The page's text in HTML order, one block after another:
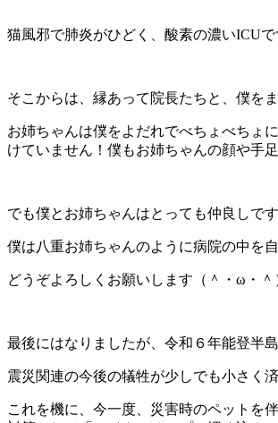
猫風邪で肺炎がひどく、酸素の濃いICU
そこからは、縁あって院長たちと、僕を
お姉ちゃんは僕をよだれでべちょべちょ
けていません！僕もお姉ちゃんの顔や手
でも僕とお姉ちゃんはとっても仲良しで
僕は八重お姉ちゃんのように病院の中を
どうぞよろしくお願いします（＾・ω・＾
最後にはなりましたが、令和６年能登半
震災関連の今後の犠牲が少しでも小さく
これを機に、今一度、災害時のペットを